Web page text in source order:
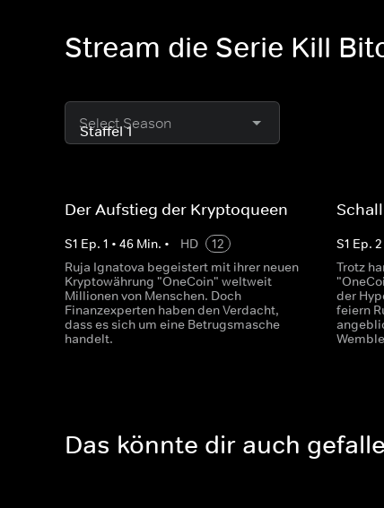
Stream die Serie Kill
Select Season
Der Aufstieg der Kryptoqueen
S1 Ep. 1 • 46 Min. • HD
12
Ruja Ignatova begeistert mit ihrer neuen
Kryptowährung "OneCoin" weltweit
Millionen von Menschen. Doch
Finanzexperten haben den Verdacht,
dass es sich um eine Betrugsmasche
handelt.
S1 Ep.2
Trotz
der
feiern
Das könnte dir auch